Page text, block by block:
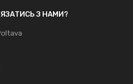
З НАМИ?